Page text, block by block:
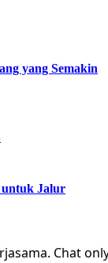
yang Semakin
untuk Jalur
Chat